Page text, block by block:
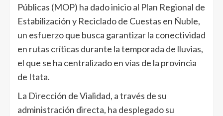
Públicas (MOP) ha dado inicio al Plan Regional de
Estabilización y Reciclado de Cuestas en Ñuble,
un esfuerzo que busca garantizar la conectividad
en rutas críticas durante la temporada de lluvias,
el que se ha centralizado en vías de la provincia
de Itata.
La Dirección de Vialidad, a través de su
administración directa, ha desplegado su